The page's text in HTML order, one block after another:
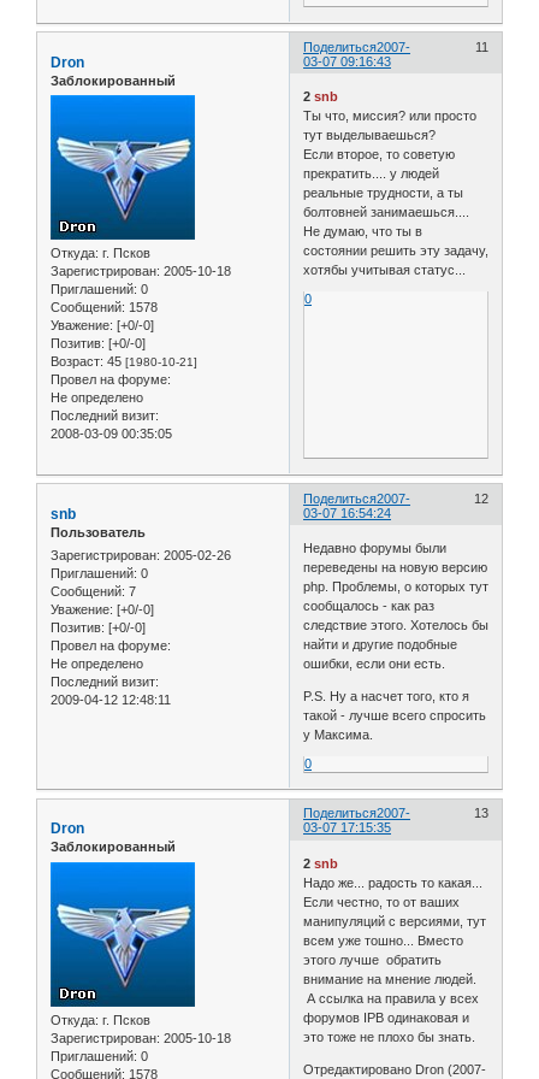
Поделиться 11
2007-
03-07 09:16:43
Dron
Заблокированный
Откуда: г. Псков
Зарегистрирован: 2005-10-18
Приглашений: 0
Сообщений: 1578
Уважение: [+0/-0]
Позитив: [+0/-0]
Возраст: 45 [1980-10-21]
Провел на форуме:
Не определено
Последний визит:
2008-03-09 00:35:05
2snb
Ты что, миссия? или просто
тут выделываешься?
Если второе, то советую
прекратить.... у людей
реальные трудности, а ты
болтовней занимаешься....
Не думаю, что ты в
состоянии решить эту задачу,
хотябы учитывая статус...
0
Поделиться 12
2007-
03-07 16:54:24
snb
Пользователь
Зарегистрирован: 2005-02-26
Приглашений: 0
Сообщений: 7
Уважение: [+0/-0]
Позитив: [+0/-0]
Провел на форуме:
Не определено
Последний визит:
2009-04-12 12:48:11
Недавно форумы были
переведены на новую версию
php. Проблемы, о которых тут
сообщалось - как раз
следствие этого. Хотелось бы
найти и другие подобные
ошибки, если они есть.
P.S. Ну а насчет того, кто я
такой - лучше всего спросить
у Максима.
0
Поделиться 13
2007-
03-07 17:15:35
Dron
Заблокированный
Откуда: г. Псков
Зарегистрирован: 2005-10-18
Приглашений: 0
Сообщений: 1578
2snb
Надо же... радость то какая...
Если честно, то от ваших
манипуляций с версиями, тут
всем уже тошно... Вместо
этого лучше обратить
внимание на мнение людей.
А ссылка на правила у всех
форумов IPB одинаковая и
это тоже не плохо бы знать.
Отредактировано Dron (2007-